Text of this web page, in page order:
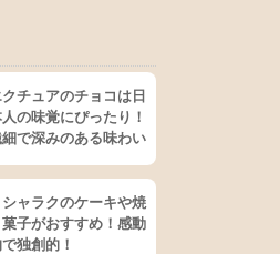
クチュアのチョコは日
の味覚にぴったり！
で深みのある味わい
シャラクのケーキや焼
菓子がおすすめ！感動
独創的！